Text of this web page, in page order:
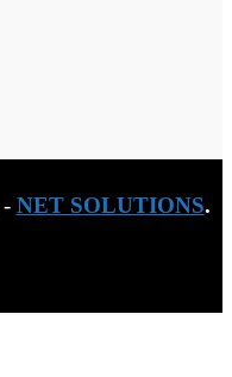
- NET SOLUTIONS.